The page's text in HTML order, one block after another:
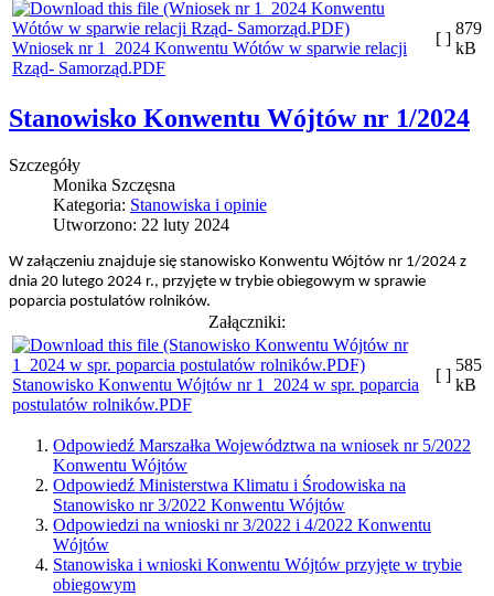
Wniosek nr 1_2024 Konwentu Wótów w sparwie relacji
Rząd- Samorząd.PDF
[ ]
879
kB
Stanowisko Konwentu Wójtów nr 1/2024
Szczegóły
Monika Szczęsna
Kategoria: Stanowiska i opinie
Utworzono: 22 luty 2024
W załączeniu znajduje się stanowisko Konwentu Wójtów nr 1/2024 z
dnia 20 lutego 2024 r., przyjęte w trybie obiegowym w sprawie
poparcia postulatów rolników.
Załączniki:
Stanowisko Konwentu Wójtów nr 1_2024 w spr. poparcia
postulatów rolników.PDF
[ ]
585
kB
Odpowiedź Marszałka Województwa na wniosek nr 5/2022
Konwentu Wójtów
Odpowiedź Ministerstwa Klimatu i Środowiska na
Stanowisko nr 3/2022 Konwentu Wójtów
Odpowiedzi na wnioski nr 3/2022 i 4/2022 Konwentu
Wójtów
Stanowiska i wnioski Konwentu Wójtów przyjęte w trybie
obiegowym